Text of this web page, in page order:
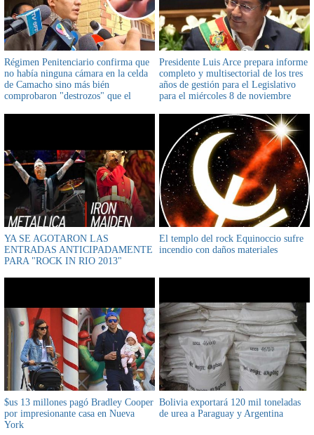
Régimen Penitenciario confirma que
no había ninguna cámara en la celda
de Camacho sino más bién
comprobaron "destrozos" que el
Presidente Luis Arce prepara informe
completo y multisectorial de los tres
años de gestión para el Legislativo
para el miércoles 8 de noviembre
YA SE AGOTARON LAS
ENTRADAS ANTICIPADAMENTE
PARA "ROCK IN RIO 2013"
El templo del rock Equinoccio sufre
incendio con daños materiales
$us 13 millones pagó Bradley Cooper
por impresionante casa en Nueva
York
Bolivia exportará 120 mil toneladas
de urea a Paraguay y Argentina